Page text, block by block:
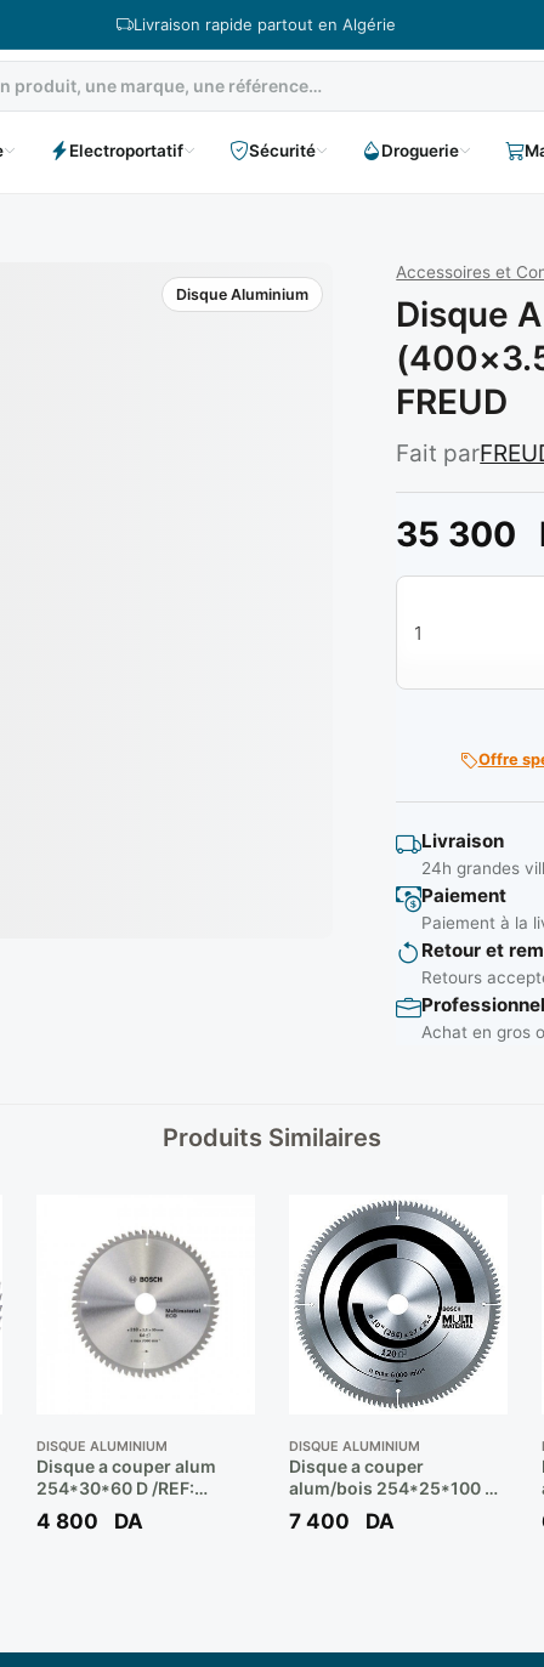
Livraison rapide partout en Algérie
Electroportatif Sécurité Droguerie
Disque Aluminium
Accessoires et
Disque
FREUD
Fait par
35 300
quantité de
Offre
Livraison
24h grandes
Paiement
Paiement à la
Retour et
Retours
Achat en gros
Produits Similaires
DISQUE ALUMINIUM
Disque a couper alum
254*30*60 D /REF:
2608644413 ** BOSCH
4 800 DA
DISQUE ALUMINIUM
Disque a couper
alum/bois 254*25*100 d
/ref: 608 642 202 **
BOSCH
7 400 DA